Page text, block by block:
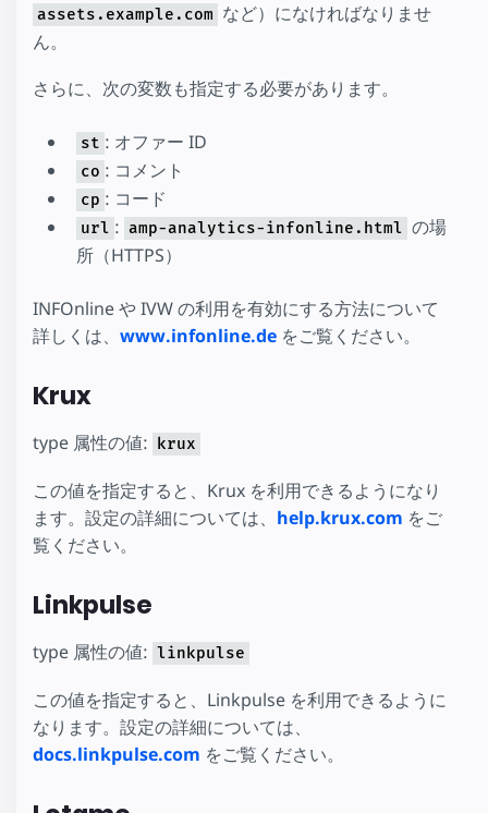
assets.example.com など）になければなりませ
ん。
さらに、次の変数も指定する必要があります。
st : オファー ID
co : コメント
cp : コード
url : amp-analytics-infonline.html の場
所（HTTPS）
INFOnline や IVW の利用を有効にする方法について
詳しくは、 www.infonline.de をご覧ください。
Krux
type 属性の値: krux
この値を指定すると、Krux を利用できるようになり
ます。設定の詳細については、 help.krux.com をご
覧ください。
Linkpulse
type 属性の値: linkpulse
この値を指定すると、Linkpulse を利用できるように
なります。設定の詳細については、
docs.linkpulse.com をご覧ください。